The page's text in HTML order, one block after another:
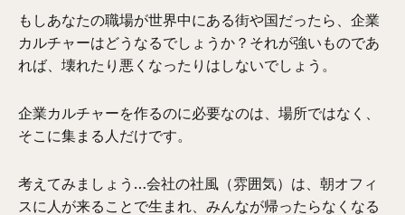
もしあなたの職場が世界中にある街や国だったら、企業
カルチャーはどうなるでしょうか？それが強いものであ
れば、壊れたり悪くなったりはしないでしょう。
企業カルチャーを作るのに必要なのは、場所ではなく、
そこに集まる人だけです。
考えてみましょう…会社の社風（雰囲気）は、朝オフィ
スに人が来ることで生まれ、みんなが帰ったらなくなる